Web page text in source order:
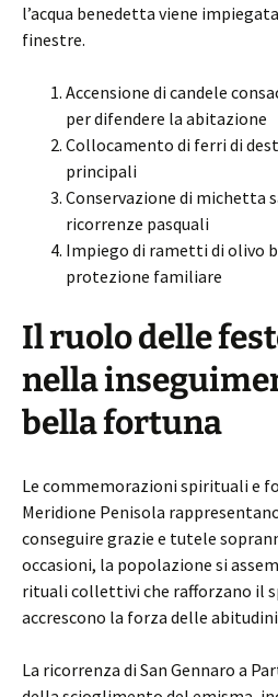
l’acqua benedetta viene
finestre.
Accensione di candele
per difendere la abitazione
Collocamento di ferri di
principali
Conservazione di michetta
ricorrenze pasquali
Impiego di rametti di olivo
protezione familiare
Il ruolo delle
nella
bella fortuna
Le commemorazioni spirituali e
Meridione Penisola
conseguire grazie e tutele
occasioni, la popolazione si
rituali collettivi che rafforzano il
accrescono la forza delle
La ricorrenza di San Gennaro a